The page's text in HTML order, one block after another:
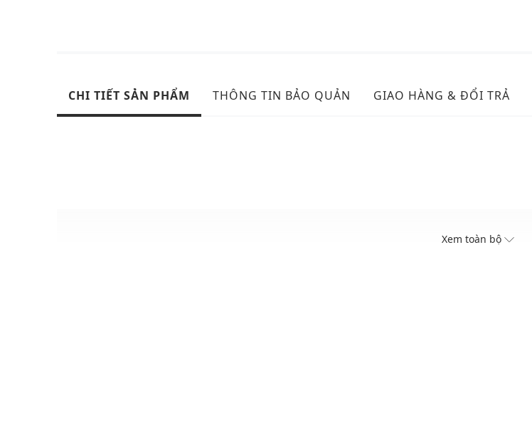
CHI TIẾT SẢN PHẨM THÔNG TIN BẢO QUẢN GIAO HÀNG & ĐỔI TRẢ
Xem toàn bộ